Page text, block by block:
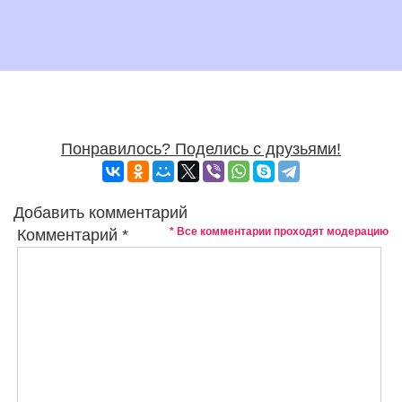
Понравилось? Поделись с друзьями!
Добавить комментарий
* Все комментарии проходят модерацию
Комментарий*